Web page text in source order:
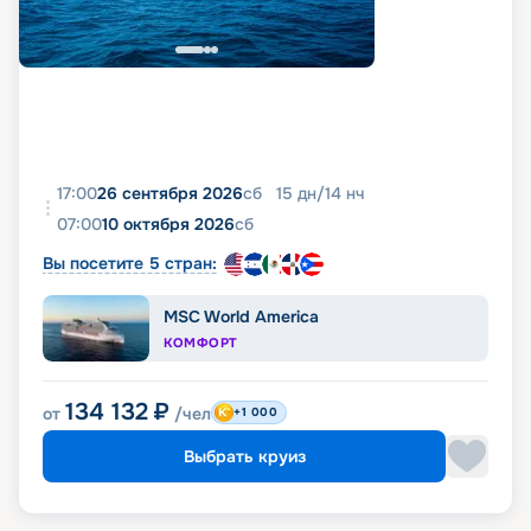
17:0026 сентября 2026сб 15 дн/14 нч
07:0010 октября 2026сб
Вы посетите 5 стран:
MSC World America
КОМФОРТ
от 134 132 ₽ /чел +1 000
Выбрать круиз